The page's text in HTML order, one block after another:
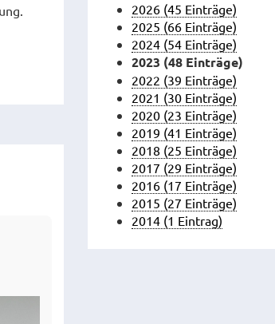
2026 (45 Einträge)
2025 (66 Einträge)
2024 (54 Einträge)
2023 (48 Einträge)
2022 (39 Einträge)
2021 (30 Einträge)
2020 (23 Einträge)
2019 (41 Einträge)
2018 (25 Einträge)
2017 (29 Einträge)
2016 (17 Einträge)
2015 (27 Einträge)
2014 (1 Eintrag)